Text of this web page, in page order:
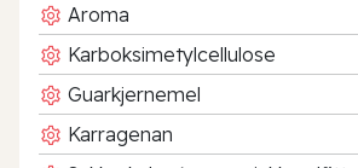
Aroma
Karboksimetylcellulose
Guarkjernemel
Karragenan